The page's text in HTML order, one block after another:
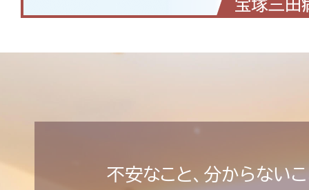
不安なこと、分からないこ